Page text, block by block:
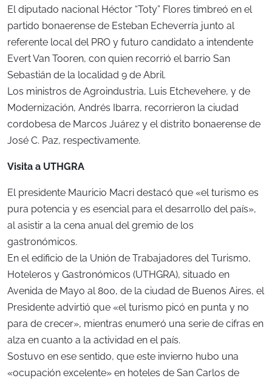
El diputado nacional Héctor “Toty” Flores timbreó en el
partido bonaerense de Esteban Echeverría junto al
referente local del PRO y futuro candidato a intendente
Evert Van Tooren, con quien recorrió el barrio San
Sebastián de la localidad 9 de Abril.
Los ministros de Agroindustria, Luis Etchevehere, y de
Modernización, Andrés Ibarra, recorrieron la ciudad
cordobesa de Marcos Juárez y el distrito bonaerense de
José C. Paz, respectivamente.
Visita a UTHGRA
El presidente Mauricio Macri destacó que «el turismo es
pura potencia y es esencial para el desarrollo del país»,
al asistir a la cena anual del gremio de los
gastronómicos.
En el edificio de la Unión de Trabajadores del Turismo,
Hoteleros y Gastronómicos (UTHGRA), situado en
Avenida de Mayo al 800, de la ciudad de Buenos Aires, el
Presidente advirtió que «el turismo picó en punta y no
para de crecer», mientras enumeró una serie de cifras en
alza en cuanto a la actividad en el país.
Sostuvo en ese sentido, que este invierno hubo una
«ocupación excelente» en hoteles de San Carlos de